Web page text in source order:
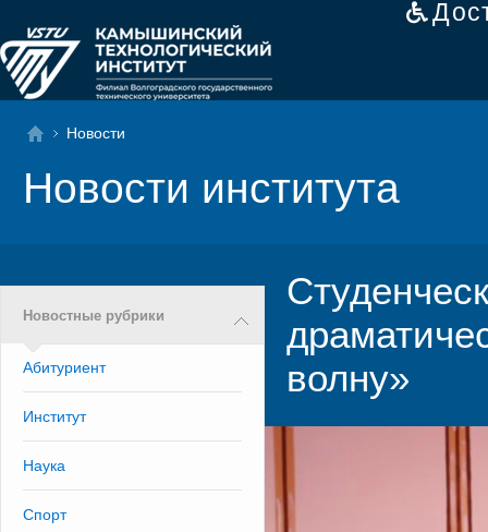
Новости
Новости института
Новостные рубрики
Абитуриент
Институт
Наука
Спорт
волну»